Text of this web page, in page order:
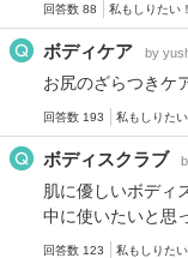
回答数 88 私もしりたい
ボディケア by
お尻のざらつきケ
回答数 193 私もしりた
ボディスクラブ
肌に優しいボディ
中に使いたいと思
回答数 123 私もしりた